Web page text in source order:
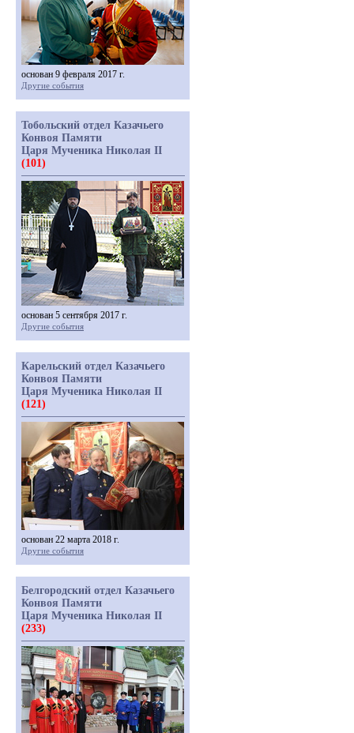
основан 9 февраля 2017 г.
Другие события
Тобольский отдел Казачьего
Конвоя Памяти
Царя Мученика Николая II
(101)
основан 5 сентября 2017 г.
Другие события
Карельский отдел Казачьего
Конвоя Памяти
Царя Мученика Николая II
(121)
основан 22 марта 2018 г.
Другие события
Белгородский отдел Казачьего
Конвоя Памяти
Царя Мученика Николая II
(233)